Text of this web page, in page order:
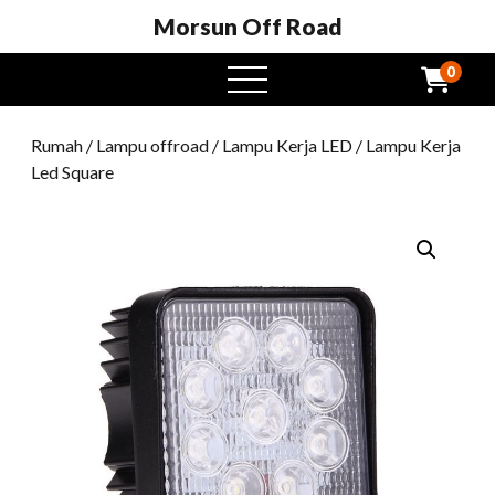
Morsun Off Road
Buka
menu
0
Rumah / Lampu offroad / Lampu Kerja LED / Lampu Kerja
Led Square